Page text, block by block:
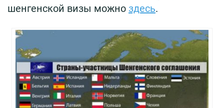
шенгенской визы можно здесь.